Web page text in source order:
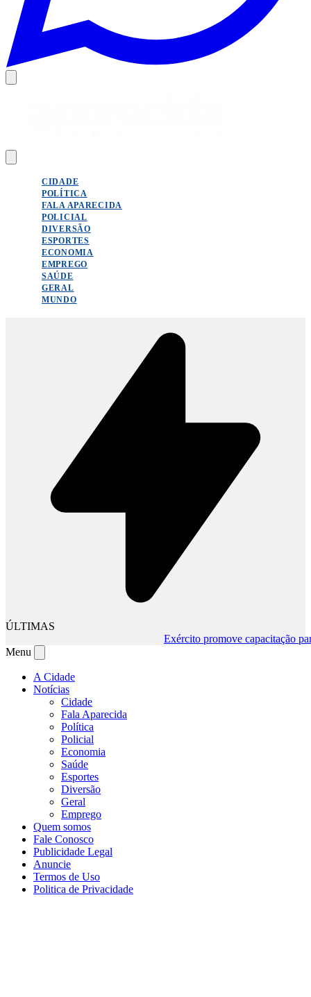
CIDADE
POLÍTICA
FALA APARECIDA
POLICIAL
DIVERSÃO
ESPORTES
ECONOMIA
EMPREGO
SAÚDE
GERAL
MUNDO
ÚLTIMAS
Exército promove capacitação para
Menu
A Cidade
Notícias
Cidade
Fala Aparecida
Política
Policial
Economia
Saúde
Esportes
Diversão
Geral
Emprego
Quem somos
Fale Conosco
Publicidade Legal
Anuncie
Termos de Uso
Politica de Privacidade